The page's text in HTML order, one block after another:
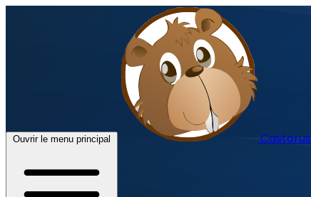
Ouvrir le menu principal Castorus